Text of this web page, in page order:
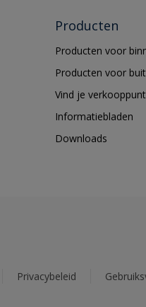
Producten
Producten voor
Producten voor
Vind je verkooppunt
Informatiebladen
Downloads
Privacybeleid